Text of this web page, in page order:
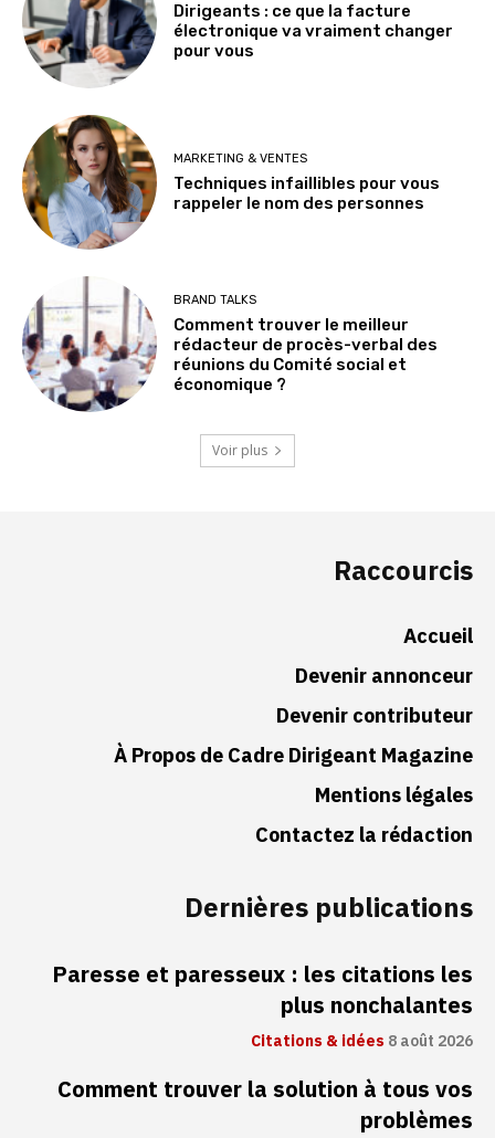
Dirigeants : ce que la facture
électronique va vraiment changer
pour vous
MARKETING & VENTES
Techniques infaillibles pour vous
rappeler le nom des personnes
BRAND TALKS
Comment trouver le meilleur
rédacteur de procès-verbal des
réunions du Comité social et
économique ?
Voir plus
Raccourcis
Accueil
Devenir annonceur
Devenir contributeur
À Propos de Cadre Dirigeant Magazine
Mentions légales
Contactez la rédaction
Dernières publications
Paresse et paresseux : les citations les
plus nonchalantes
Citations & idées8 août 2026
Comment trouver la solution à tous vos
problèmes